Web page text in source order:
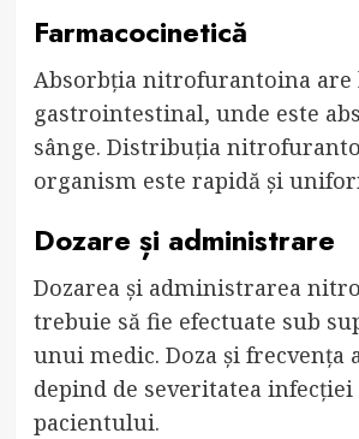
Farmacocinetică
Absorbția nitrofurantoina
gastrointestinal, unde este
sânge. Distribuția
organism este rapidă și
Dozare și administrare
Dozarea și administrarea
trebuie să fie efectuate sub
unui medic. Doza și
depind de severitatea infecției
pacientului.